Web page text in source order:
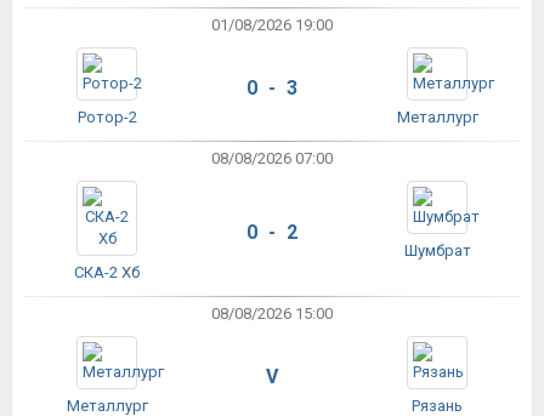
01/08/2026 19:00
Ротор-2
0 - 3
Металлург
08/08/2026 07:00
СКА-2 Хб
0 - 2
Шумбрат
08/08/2026 15:00
Металлург
V
Рязань